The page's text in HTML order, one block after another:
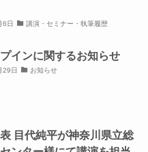
6日 講演・セミナー・執筆履歴
インに関するお知らせ
29日 お知らせ
目代純平が神奈川県立総